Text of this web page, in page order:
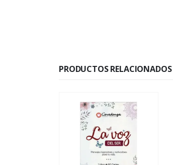
PRODUCTOS RELACIONADOS